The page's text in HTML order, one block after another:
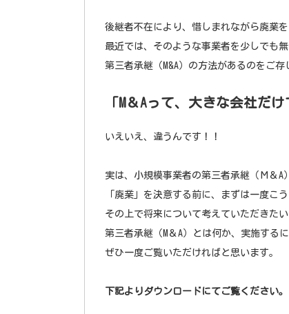
後継者不在により、惜しまれながら廃業
最近では、そのような事業者を少しでも
第三者承継（M&A）の方法があるのをご存
「M＆Aって、大きな会社だ
いえいえ、違うんです！！
実は、小規模事業者の第三者承継（М＆A
「廃業」を決意する前に、まずは一度こ
その上で将来について考えていただきた
第三者承継（M＆A）とは何か、実施する
ぜひ一度ご覧いただければと思います。
下記よりダウンロードにてご覧ください